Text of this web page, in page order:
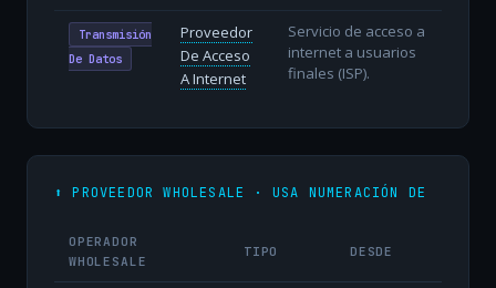
Transmisión
De Datos
Proveedor
De Acceso
A Internet
Servicio de acceso a
internet a usuarios
finales (ISP).
⬆️ PROVEEDOR WHOLESALE · USA NUMERACIÓN DE
OPERADOR
WHOLESALE
TIPO DESDE